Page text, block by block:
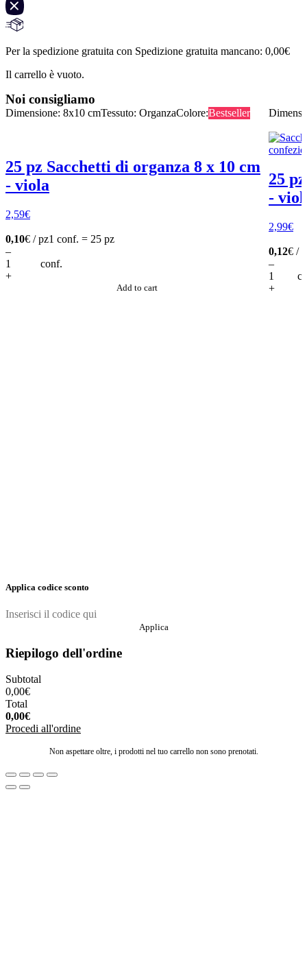
Per la spedizione gratuita con Spedizione gratuita mancano: 0,00€
Il carrello è vuoto.
Noi consigliamo
Dimensione: 8x10 cmTessuto: OrganzaColore:Bestseller
25 pz Sacchetti di organza 8 x 10 cm
- viola
2,59€
0,10€ / pz1 conf. = 25 pz
–
conf.
+
Add to cart
25
-
2,99€
0,12€ /
–
+
Applica codice sconto
Applica
Riepilogo dell'ordine
Subtotal
0,00€
Total
0,00€
Procedi all'ordine
Non aspettare oltre, i prodotti nel tuo carrello non sono prenotati.